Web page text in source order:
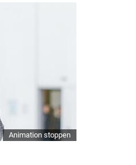
Animation stoppen